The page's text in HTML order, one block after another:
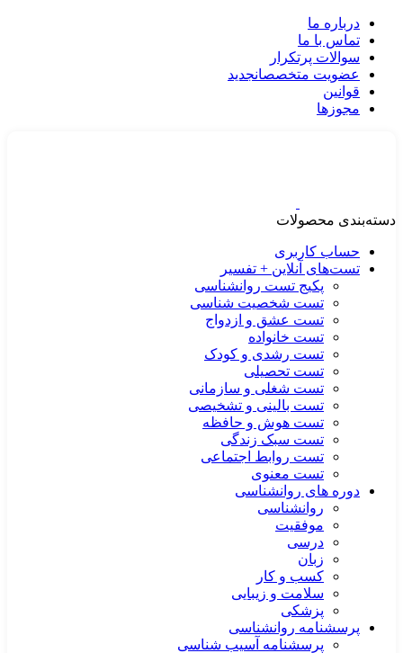
درباره ما
تماس با ما
سوالات پرتکرار
عضویت متخصصانجدید
قوانین
مجوزها
دسته‌بندی محصولات
حساب کاربری
تست‌های آنلاین + تفسیر
پکیج تست روانشناسی
تست شخصیت شناسی
تست عشق و ازدواج
تست خانواده
تست رشدی و کودک
تست تحصیلی
تست شغلی و سازمانی
تست بالینی و تشخیصی
تست هوش و حافظه
تست سبک زندگی
تست روابط اجتماعی
تست معنوی
دوره های روانشناسی
روانشناسی
موفقیت
درسی
زبان
کسب و کار
سلامت و زیبایی
پزشکی
پرسشنامه روانشناسی
پرسشنامه آسیب شناسی